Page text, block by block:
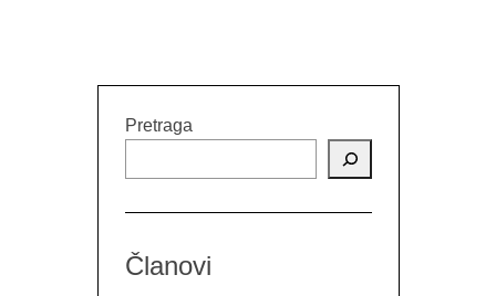
Pretraga
Članovi